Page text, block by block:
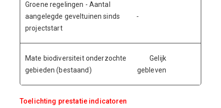
Groene regelingen - Aantal
aangelegde geveltuinen sinds
projectstart
-
Mate biodiversiteit onderzochte
gebieden (bestaand)
Gelijk
gebleven
Toelichting prestatie indicatoren